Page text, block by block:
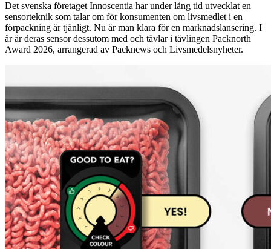
Det svenska företaget Innoscentia har under lång tid utvecklat en
sensorteknik som talar om för konsumenten om livsmedlet i en
förpackning är tjänligt. Nu är man klara för en marknadslansering. I
år är deras sensor dessutom med och tävlar i tävlingen Packnorth
Award 2026, arrangerad av Packnews och Livsmedelsnyheter.